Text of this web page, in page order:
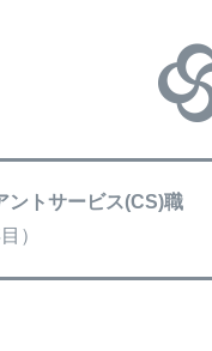
ントサービス(CS)職
）